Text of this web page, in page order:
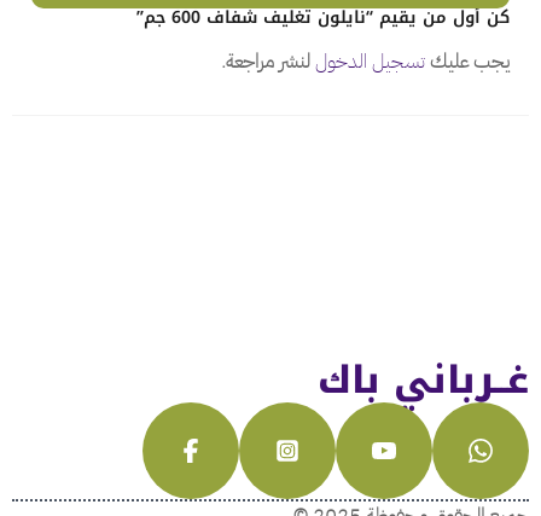
كن أول من يقيم “نايلون تغليف شفاف 600 جم”
يجب عليكتسجيل الدخوللنشر مراجعة.
غــرباني باك